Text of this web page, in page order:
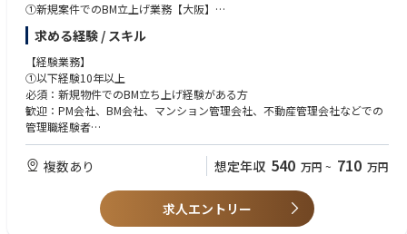
①新規案件でのBM立上げ業務【大阪】
・PM受託管理物件の巡回点検の実施、点検レポートの作成
・（不定期業務で）物件不具合対応及び一次窓口対応 など
・メンバーマネジメント
②エンジニアリンググループ【東京】
・PM受託管理物件の建築設備に係る技術的知見からのアドバイスや提案
・修繕提案と修繕工事に係る全体管理と手配業務 など
土日祝休み、残業時間も15～20時間程度でワークライフバランスも整い、
福利厚生も充実した長期にわたり安定して就業できる環境です。
求める経験 / スキル
【経験業務】
①以下経験10年以上
必須：新規物件でのBM立ち上げ経験がある方
歓迎：PM会社、BM会社、マンション管理会社、不動産管理会社などでの
管理職経験者
②以下経験5年以上
歓迎：ビルメンテナンス（設備）業務・施工管理業務・建物診断、施設点
検業務
・修繕計画立案、工事業者調整業務
普通自動車第一種運転免許
複数あり 想定年収 540 万円 ~ 710 万円
求人エントリー